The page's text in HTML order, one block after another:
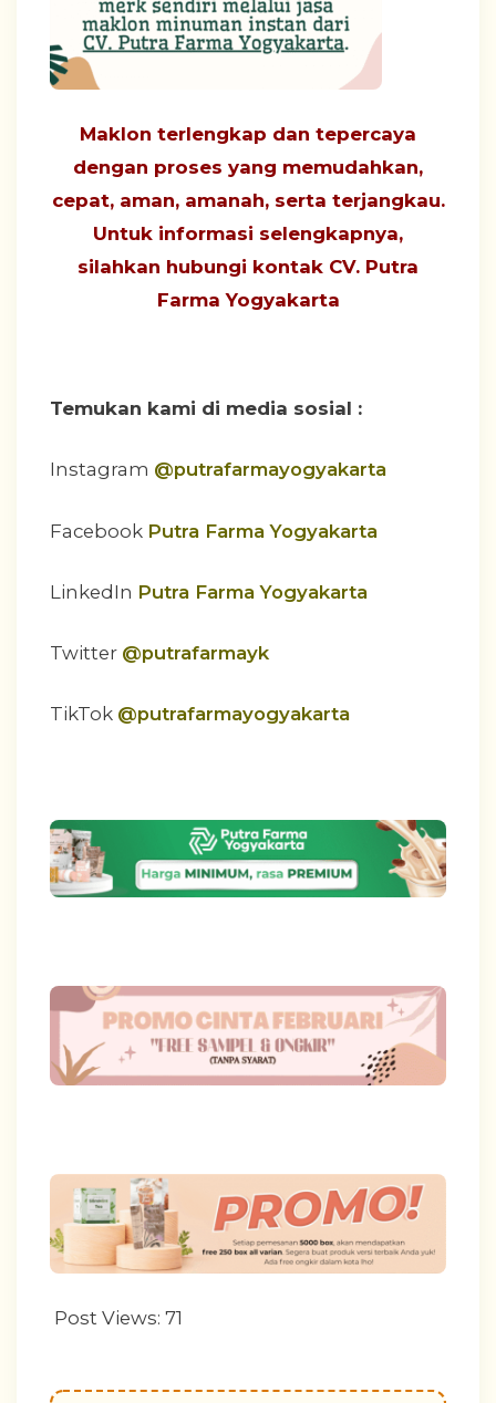
Maklon terlengkap dan tepercaya
dengan proses yang memudahkan,
cepat, aman, amanah, serta terjangkau.
Untuk informasi selengkapnya,
silahkan hubungi kontak CV. Putra
Farma Yogyakarta
Temukan kami di media sosial :
Instagram @putrafarmayogyakarta
Facebook Putra Farma Yogyakarta
LinkedIn Putra Farma Yogyakarta
Twitter @putrafarmayk
TikTok @putrafarmayogyakarta
Post Views: 71